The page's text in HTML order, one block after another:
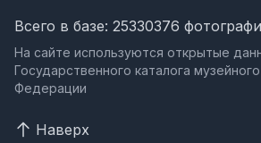
Всего в базе: 25330376
На сайте используются открытые
Государственного каталога
Федерации
Наверх